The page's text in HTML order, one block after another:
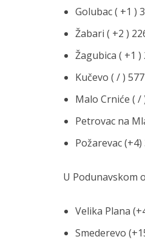
Golubac ( +1 )
Žabari ( +2 )
Žagubica ( +1 )
Kučevo ( / ) 577
Malo Crniće ( /
Petrovac na
Požarevac (+4)
U Podunavskom
Velika Plana
Smederevo